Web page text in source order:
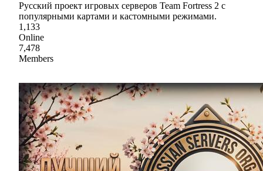
Русский проект игровых серверов Team Fortress 2 с
популярными картами и кастомными режимами.
1,133
Online
7,478
Members